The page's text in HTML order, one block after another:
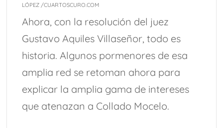
LÓPEZ /CUARTOSCURO.COM
Ahora, con la resolución del juez
Gustavo Aquiles Villaseñor, todo es
historia. Algunos pormenores de esa
amplia red se retoman ahora para
explicar la amplia gama de intereses
que atenazan a Collado Mocelo.